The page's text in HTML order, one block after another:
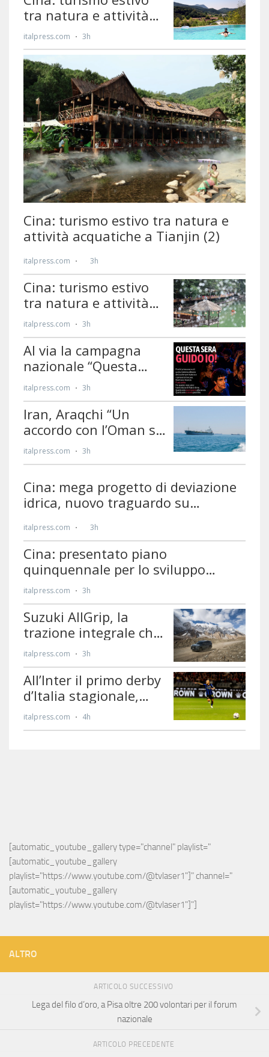
[automatic_youtube_gallery type="channel" playlist="
[automatic_youtube_gallery
playlist="https://www.youtube.com/@tvlaser1"]" channel="
[automatic_youtube_gallery
playlist="https://www.youtube.com/@tvlaser1"]"]
ALTRO
ARTICOLO SUCCESSIVO
Lega del filo d’oro, a Pisa oltre 200 volontari per il forum
nazionale
ARTICOLO PRECEDENTE